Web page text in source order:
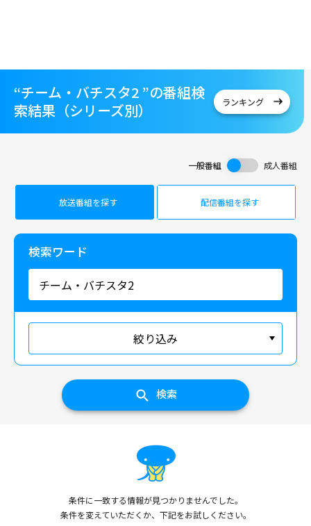
“チーム・バチスタ2 ”の番組検
索結果（シリーズ別）
ランキング
一般番組 成人番組
放送番組を探す 配信番組を探す
検索ワード
絞り込み
検索
条件に一致する情報が見つかりませんでした。
条件を変えていただくか、下記をお試しください。